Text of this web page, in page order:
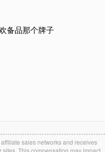
sales networks and receives
This compensation may impact